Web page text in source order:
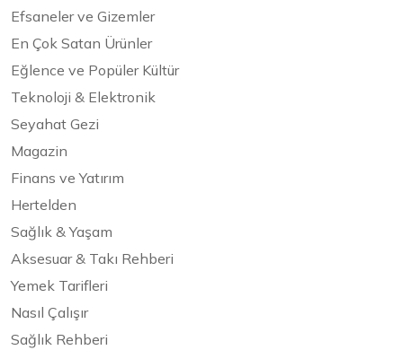
Efsaneler ve Gizemler
En Çok Satan Ürünler
Eğlence ve Popüler Kültür
Teknoloji & Elektronik
Seyahat Gezi
Magazin
Finans ve Yatırım
Hertelden
Sağlık & Yaşam
Aksesuar & Takı Rehberi
Yemek Tarifleri
Nasıl Çalışır
Sağlık Rehberi